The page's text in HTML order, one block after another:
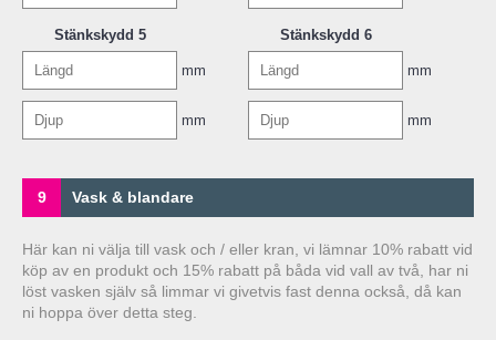
Stänkskydd 5
mm
mm
Stänkskydd 6
mm
mm
9 Vask & blandare
Här kan ni välja till vask och / eller kran, vi lämnar 10% rabatt vid
köp av en produkt och 15% rabatt på båda vid vall av två, har ni
löst vasken själv så limmar vi givetvis fast denna också, då kan
ni hoppa över detta steg.